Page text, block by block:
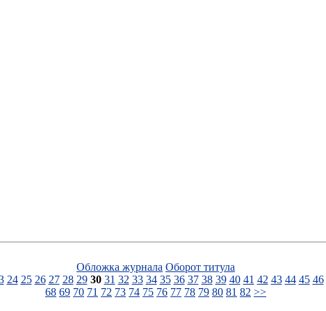
Обложка журнала Оборот титула
24 25 26 27 28 29 30 31 32 33 34 35 36 37 38 39 40 41 42 43 44 45 46
68 69 70 71 72 73 74 75 76 77 78 79 80 81 82 >>